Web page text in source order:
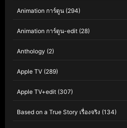
Animation การ์ตูน (294)
Animation การ์ตูน-edit (28)
Anthology (2)
Apple TV (289)
Apple TV+edit (307)
Based on a True Story เรื่องจริง (134)